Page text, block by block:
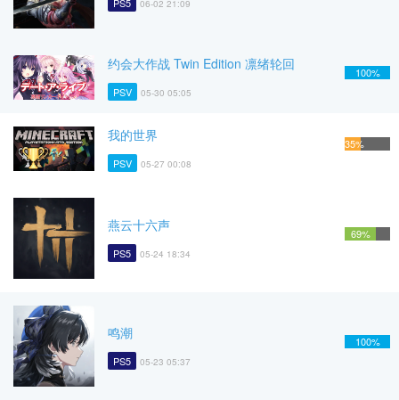
06-02 21:09
约会大作战 Twin Edition 凛绪轮回
PSV 05-30 05:05
100%
我的世界
PSV 05-27 00:08
35%
燕云十六声
PS5 05-24 18:34
69%
鸣潮
PS5 05-23 05:37
100%